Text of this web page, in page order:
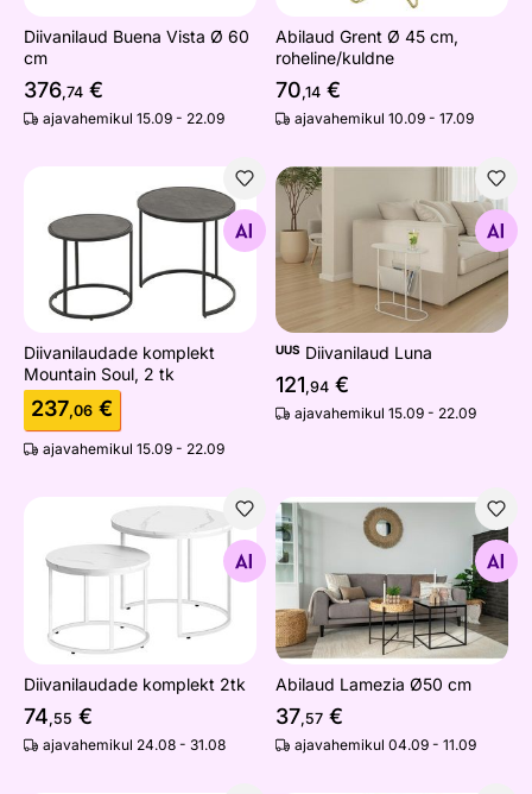
Diivanilaud Buena Vista Ø 60
cm
376,74 €
ajavahemikul 15.09 - 22.09
Abilaud Grent Ø 45 cm,
roheline/kuldne
70,14 €
ajavahemikul 10.09 - 17.09
Diivanilaudade komplekt Mountain Soul, 2 tk
Otsi sarnaseid
Diivanilaudade komplekt
Mountain Soul, 2 tk
237,06 €
ajavahemikul 15.09 - 22.09
Diivanilaud Luna
Otsi sarnaseid
UUS Diivanilaud Luna
121,94 €
ajavahemikul 15.09 - 22.09
Diivanilaudade komplekt 2tk
Otsi sarnaseid
Diivanilaudade komplekt 2tk
74,55 €
ajavahemikul 24.08 - 31.08
Abilaud Lamezia Ø50 cm
Otsi sarnaseid
Abilaud Lamezia Ø50 cm
37,57 €
ajavahemikul 04.09 - 11.09